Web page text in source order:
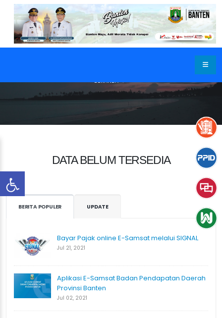
BERANDA
DATA BELUM TERSEDIA
BERITA POPULER UPDATE
Bayar Pajak online E-Samsat melalui SIGNAL
Jul 21, 2021
Aplikasi E-Samsat Badan Pendapatan Daerah
Provinsi Banten
Jul 02, 2021